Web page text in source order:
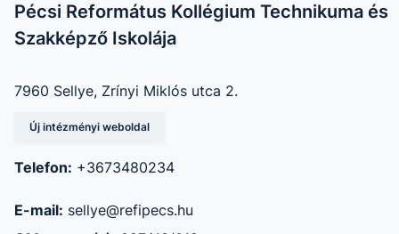
Pécsi Református Kollégium Technikuma és
Szakképző Iskolája
7960 Sellye, Zrínyi Miklós utca 2.
Új intézményi weboldal
Telefon: +3673480234
E-mail: sellye@refipecs.hu